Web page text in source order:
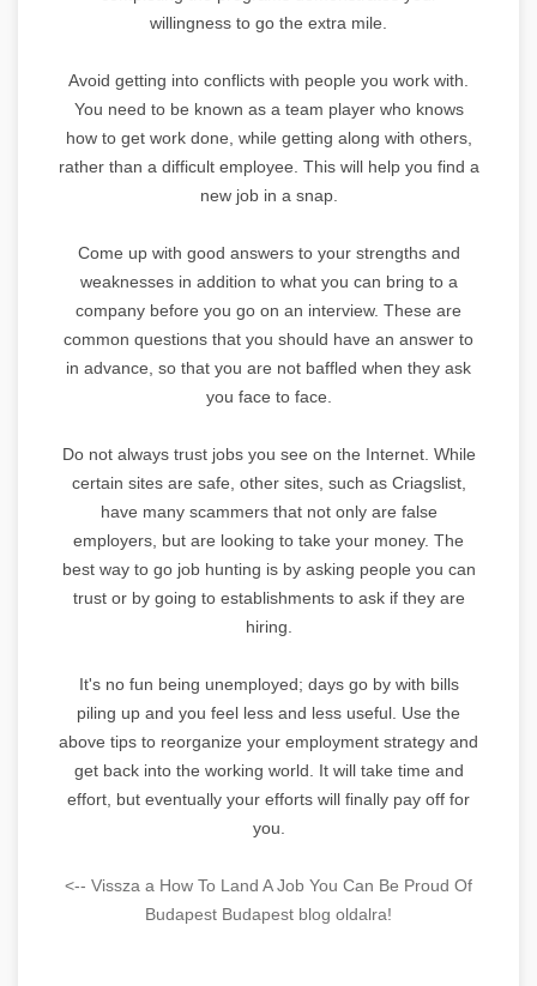
willingness to go the extra mile.
Avoid getting into conflicts with people you work with.
You need to be known as a team player who knows
how to get work done, while getting along with others,
rather than a difficult employee. This will help you find a
new job in a snap.
Come up with good answers to your strengths and
weaknesses in addition to what you can bring to a
company before you go on an interview. These are
common questions that you should have an answer to
in advance, so that you are not baffled when they ask
you face to face.
Do not always trust jobs you see on the Internet. While
certain sites are safe, other sites, such as Criagslist,
have many scammers that not only are false
employers, but are looking to take your money. The
best way to go job hunting is by asking people you can
trust or by going to establishments to ask if they are
hiring.
It's no fun being unemployed; days go by with bills
piling up and you feel less and less useful. Use the
above tips to reorganize your employment strategy and
get back into the working world. It will take time and
effort, but eventually your efforts will finally pay off for
you.
<-- Vissza a How To Land A Job You Can Be Proud Of
Budapest Budapest blog oldalra!